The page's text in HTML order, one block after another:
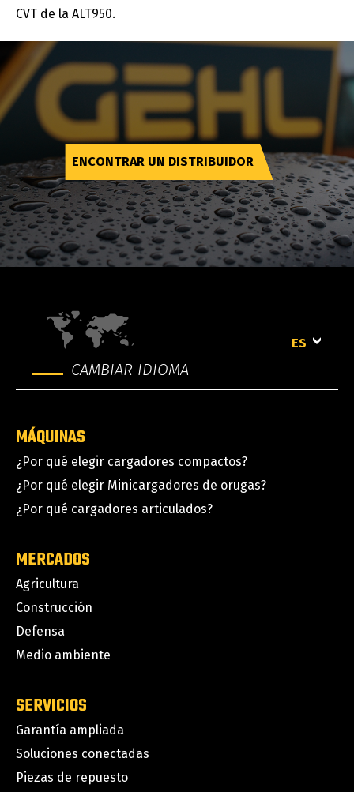
CVT de la ALT950.
ENCONTRAR UN DISTRIBUIDOR
CAMBIAR IDIOMA
ES
MÁQUINAS
¿Por qué elegir cargadores compactos?
¿Por qué elegir Minicargadores de orugas?
¿Por qué cargadores articulados?
MERCADOS
Agricultura
Construcción
Defensa
Medio ambiente
SERVICIOS
Garantía ampliada
Soluciones conectadas
Piezas de repuesto